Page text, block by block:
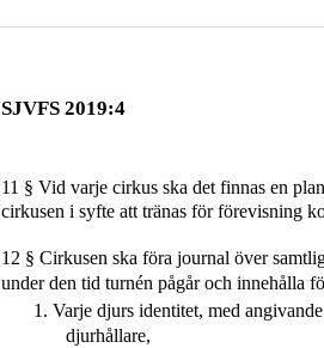
SJVFS 2019:4
11 § Vid varje cirkus ska det finnas en
cirkusen i syfte att tränas för förevisning
12 § Cirkusen ska föra journal över
under den tid turnén pågår och innehålla
1. Varje djurs identitet, med
djurhållare,